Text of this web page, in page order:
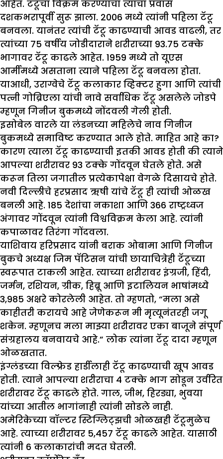
आहेत. टॅटूचा विक्रम करण्याचा त्याचा प्रवास
दशकभरापूर्वी सुरू झाला. 2006 मध्ये त्यांनी पहिला टॅटू
बनवला. यानंतर त्यांची टॅटू काढण्याची आवड वाढली, तर
त्यांच्या 75 वर्षीय जोडीदाराने शरीराच्या 93.75 टक्के
भागावर टॅटू काढले आहेत. 1959 मध्ये तो यूएस
आर्मीमध्ये असताना त्याने पहिला टॅटू बनवला होता.
याआधी, उराग्वेचे टॅटू कलाकार व्हिक्टर हुगा आणि त्यांची
पत्नी गोब्रिएला यांची नावे सर्वाधिक टॅटू असलेले जोडपे
म्हणून गिनीज बुकमध्ये नोंदवली गेली होती.
इसोबेल वारले या लंडनच्या महिलेचे नाव गिनीज
बुकमध्ये समाविष्ट करण्यात आले होते. माहित आहे का?
कारण त्याला टॅटू काढण्याची इतकी आवड होती की त्याने
आपल्या शरीरावर 93 टक्के गोंदवून घेतले होते. असे
करून तिला जगातील प्रत्येकापेक्षा वेगळे दिसायचे होते.
नवी दिल्लीचे हरप्रसाद ऋषी यांचे टॅटू ही त्यांची ओळख
बनली आहे. 185 देशांचा नकाशा आणि 366 राष्ट्रध्वज
अंगावर गोंदवून त्यांनी विश्वविक्रम केला आहे. त्यांनी
कपाळावर तिरंगा गोंदवला.
याशिवाय हरिप्रसाद यांनी बराक ओबामा आणि गिनीज
बुकचे अध्यक्ष जिम पॅटिसन यांची छायाचित्रेही टॅटूच्या
स्वरूपात टाकली आहेत. त्याच्या शरीरावर इंग्रजी, हिंदी,
जर्मन, रशियन, ग्रीक, हिब्रू आणि इटालियन भाषांमध्ये
3,985 अक्षरे कोरलेली आहेत. तो म्हणतो, “मला असे
काहीतरी करायचे आहे जेणेकरून मी मृत्यूनंतरही जगू
शकेन. म्हणूनच मला माझ्या शरीरावर एका बाजूने संपूर्ण
संग्रहालय बनवायचे आहे.” लोक त्यांना टॅटू दादा म्हणून
ओळखतात.
इंग्लंडच्या विल्फ्रेड हार्डीलाही टॅटू काढण्याची खूप आवड
होती. त्याने आपल्या शरीराचा 4 टक्के भाग सोडून उर्वरित
शरीरावर टॅटू काढले होते. गाल, जीभ, हिरड्या, भुवया
यांच्या आतील भागांनाही त्यांनी सोडले नाही.
अमेरिकेच्या वॉल्टर स्टिग्लिट्झची ओळखही टॅटूमुळेच
आहे. त्याच्या शरीरावर 5,457 टॅटू काढले आहेत. यासाठी
त्यांनी 6 कलाकारांची मदत घेतली.